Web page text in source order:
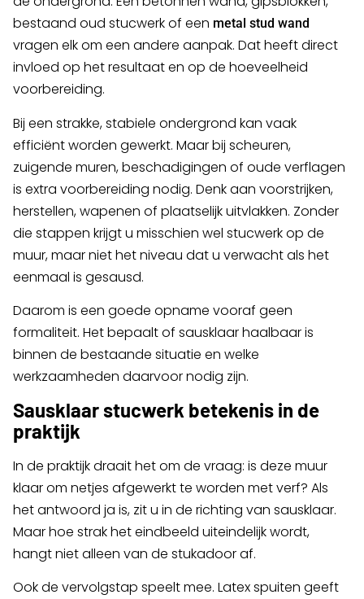
bestaand oud stucwerk of een metal stud wand
vragen elk om een andere aanpak. Dat heeft direct
invloed op het resultaat en op de hoeveelheid
voorbereiding.
Bij een strakke, stabiele ondergrond kan vaak
efficiënt worden gewerkt. Maar bij scheuren,
zuigende muren, beschadigingen of oude verflagen
is extra voorbereiding nodig. Denk aan voorstrijken,
herstellen, wapenen of plaatselijk uitvlakken. Zonder
die stappen krijgt u misschien wel stucwerk op de
muur, maar niet het niveau dat u verwacht als het
eenmaal is gesausd.
Daarom is een goede opname vooraf geen
formaliteit. Het bepaalt of sausklaar haalbaar is
binnen de bestaande situatie en welke
werkzaamheden daarvoor nodig zijn.
Sausklaar stucwerk betekenis in de
praktijk
In de praktijk draait het om de vraag: is deze muur
klaar om netjes afgewerkt te worden met verf? Als
het antwoord ja is, zit u in de richting van sausklaar.
Maar hoe strak het eindbeeld uiteindelijk wordt,
hangt niet alleen van de stukadoor af.
Ook de vervolgstap speelt mee. Latex spuiten geeft